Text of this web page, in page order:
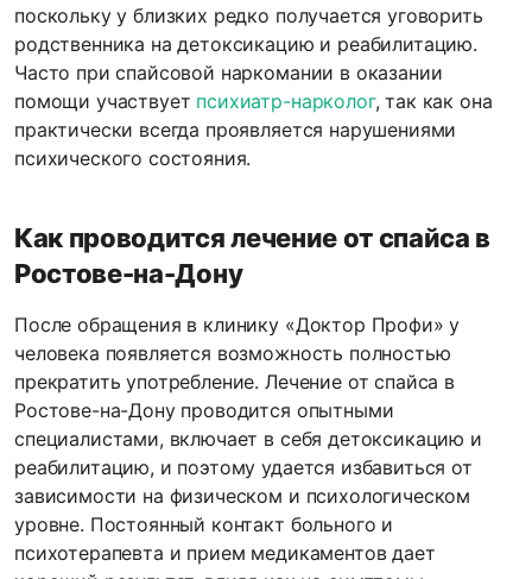
поскольку у близких редко получается уговорить
родственника на детоксикацию и реабилитацию.
Часто при спайсовой наркомании в оказании
помощи участвует психиатр-нарколог, так как она
практически всегда проявляется нарушениями
психического состояния.
Как проводится лечение от спайса в
Ростове-на-Дону
После обращения в клинику «Доктор Профи» у
человека появляется возможность полностью
прекратить употребление. Лечение от спайса в
Ростове-на-Дону проводится опытными
специалистами, включает в себя детоксикацию и
реабилитацию, и поэтому удается избавиться от
зависимости на физическом и психологическом
уровне. Постоянный контакт больного и
психотерапевта и прием медикаментов дает